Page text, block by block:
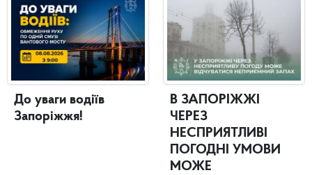
До уваги водіїв
Запоріжжя!
В ЗАПОРІЖЖІ
ЧЕРЕЗ
НЕСПРИЯТЛИВІ
ПОГОДНІ УМОВИ
МОЖЕ